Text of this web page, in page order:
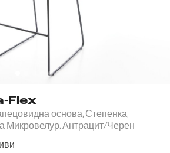
Flex
основа, Степенка,
Микровелур, Антрацит/Черен